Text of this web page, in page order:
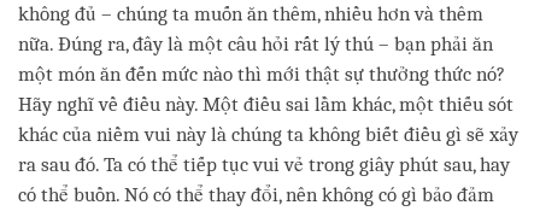
không đủ – chúng ta muốn ăn thêm, nhiều hơn và thêm
nữa. Đúng ra, đây là một câu hỏi rất lý thú – bạn phải ăn
một món ăn đến mức nào thì mới thật sự thưởng thức nó?
Hãy nghĩ về điều này. Một điều sai lầm khác, một thiếu sót
khác của niềm vui này là chúng ta không biết điều gì sẽ xảy
ra sau đó. Ta có thể tiếp tục vui vẻ trong giây phút sau, hay
có thể buồn. Nó có thể thay đổi, nên không có gì bảo đảm